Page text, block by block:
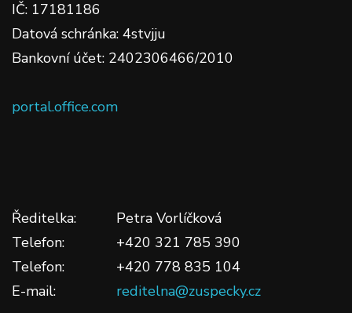
IČ: 17181186
Datová schránka: 4stvjju
Bankovní účet: 2402306466/2010
portal.office.com
Ředitelka:
Petra Vorlíčková
Telefon:
+420 321 785 390
Telefon:
+420 778 835 104
E-mail:
reditelna@zuspecky.cz